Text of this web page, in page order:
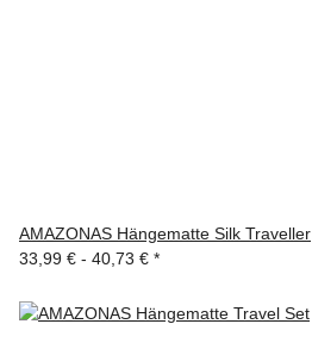
AMAZONAS Hängematte Silk Traveller
33,99 € - 40,73 € *